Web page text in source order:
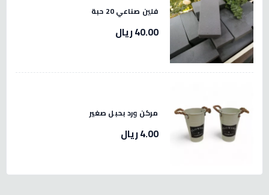
فلين صناعي 20 حبة
40.00 ريال
مركن ورد بحبل صغير
4.00 ريال